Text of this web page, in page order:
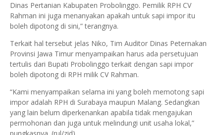
Dinas Pertanian Kabupaten Probolinggo. Pemilik RPH CV
Rahman ini juga menanyakan apakah untuk sapi impor itu
boleh dipotong di sini,” terangnya.
Terkait hal tersebut jelas Niko, Tim Auditor Dinas Peternakan
Provinsi Jawa Timur menyampaikan harus ada persetujuan
tertulis dari Bupati Probolinggo terkait dengan sapi impor
boleh dipotong di RPH milik CV Rahman.
“Kami menyampaikan selama ini yang boleh memotong sapi
impor adalah RPH di Surabaya maupun Malang. Sedangkan
yang lain belum diperkenankan apabila tidak mengajukan
permohonan dan juga untuk melindungi unit usaha lokal,”